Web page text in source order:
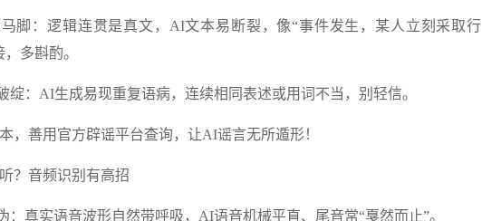
脚：逻辑连贯是真文，AI文本易断裂，像“事件发生，某人立刻采取行
多斟酌。
绽： AI生成易现重复语病，连续相同表述或用词不当，别轻信。
善用官方辟谣平台查询，让AI谣言无所遁形！
？音频识别有高招
： 真实语音波形自然带呼吸，AI语音机械平直、尾音常“戛然而止”。